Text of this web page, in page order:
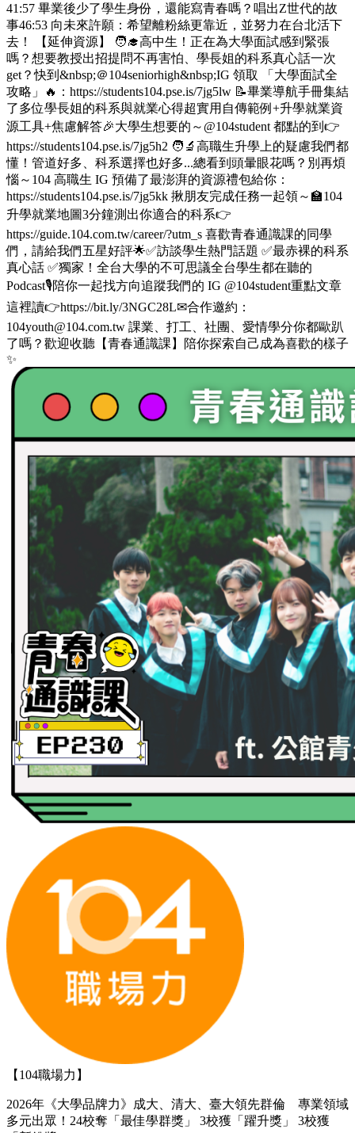
41:57 畢業後少了學生身份，還能寫青春嗎？唱出Z世代的故
事46:53 向未來許願：希望離粉絲更靠近，並努力在台北活下
去！ 【延伸資源】 🧑‍🎓高中生！正在為大學面試感到緊張
嗎？想要教授出招提問不再害怕、學長姐的科系真心話一次
get？快到&nbsp;＠104seniorhigh&nbsp;IG 領取 「大學面試全
攻略」🔥：https://students104.pse.is/7jg5lw 📝畢業導航手冊集結
了多位學長姐的科系與就業心得超實用自傳範例+升學就業資
源工具+焦慮解答🎉大學生想要的～@104student 都點的到👉
https://students104.pse.is/7jg5h2 🧑‍🔬高職生升學上的疑慮我們都
懂！管道好多、科系選擇也好多...總看到頭暈眼花嗎？別再煩
惱～104 高職生 IG 預備了最澎湃的資源禮包給你：
https://students104.pse.is/7jg5kk 揪朋友完成任務一起領～🏫104
升學就業地圖3分鐘測出你適合的科系👉
https://guide.104.com.tw/career/?utm_s 喜歡青春通識課的同學
們，請給我們五星好評🌟✅訪談學生熱門話題 ✅最赤裸的科系
真心話 ✅獨家！全台大學的不可思議全台學生都在聽的
Podcast🎙️陪你一起找方向追蹤我們的 IG @104student重點文章
這裡讀👉https://bit.ly/3NGC28L✉合作邀約：
104youth@104.com.tw 課業、打工、社團、愛情學分你都歐趴
了嗎？歡迎收聽【青春通識課】陪你探索自己成為喜歡的樣子
✨
【104職場力】
2026年《大學品牌力》成大、清大、臺大領先群倫 專業領域
多元出眾！24校奪「最佳學群獎」 3校獲「躍升獎」 3校獲